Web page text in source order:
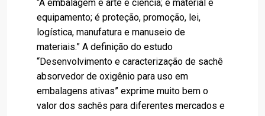
“A embalagem é arte e ciência; é material e
equipamento; é proteção, promoção, lei,
logística, manufatura e manuseio de
materiais.” A definição do estudo
“Desenvolvimento e caracterização de sachê
absorvedor de oxigênio para uso em
embalagens ativas” exprime muito bem o
valor dos sachês para diferentes mercados e